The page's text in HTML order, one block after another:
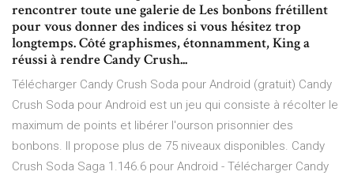
rencontrer toute une galerie de Les bonbons frétillent
pour vous donner des indices si vous hésitez trop
longtemps. Côté graphismes, étonnamment, King a
réussi à rendre Candy Crush...
Télécharger Candy Crush Soda pour Android (gratuit) Candy
Crush Soda pour Android est un jeu qui consiste à récolter le
maximum de points et libérer l'ourson prisonnier des
bonbons. Il propose plus de 75 niveaux disponibles. Candy
Crush Soda Saga 1.146.6 pour Android - Télécharger Candy